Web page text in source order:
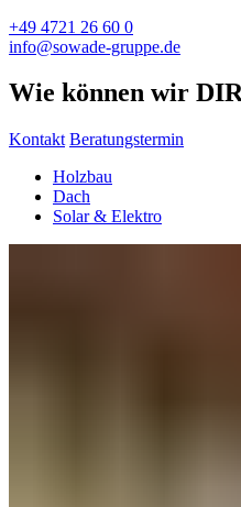
+49 4721 26 60 0
info@sowade-gruppe.de
Wie können wir
Kontakt Beratungstermin
Holzbau
Dach
Solar & Elektro